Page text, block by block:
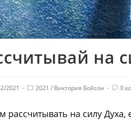
на
2021 2021 / Виктория Бойсон 0
на силу Духа,